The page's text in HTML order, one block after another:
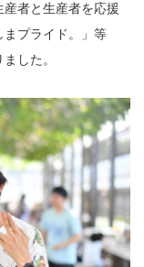
産者と生産者を応援
まプライド。」等
した。